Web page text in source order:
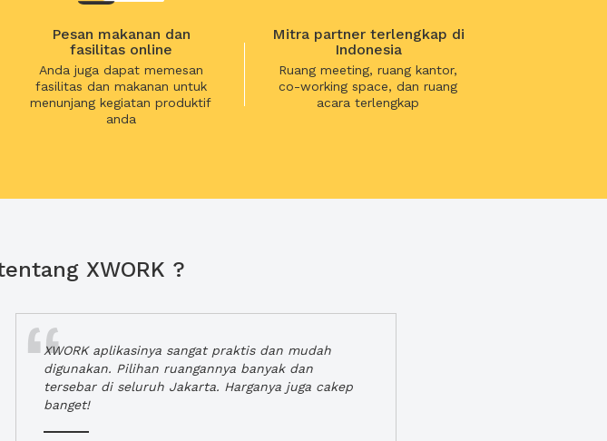
Pesan makanan dan
fasilitas online
Anda juga dapat memesan
fasilitas dan makanan untuk
menunjang kegiatan produktif
anda
Mitra partner terlengkap di
Indonesia
Ruang meeting, ruang kantor,
co-working space, dan ruang
acara terlengkap
XWORK ?
XWORK aplikasinya sangat praktis dan mudah
digunakan. Pilihan ruangannya banyak dan
tersebar di seluruh Jakarta. Harganya juga cakep
banget!